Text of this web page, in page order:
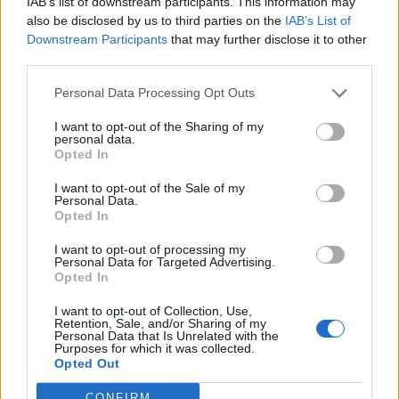
also be disclosed by us to third parties on the IAB’s List of
Downstream Participants that may further disclose it to other
Personal Data Processing Opt Outs
I want to opt-out of the Sharing of my
personal data.
Opted In
I want to opt-out of the Sale of my
Personal Data.
Opted In
I want to opt-out of processing my
Personal Data for Targeted Advertising.
Opted In
I want to opt-out of Collection, Use,
Retention, Sale, and/or Sharing of my
Personal Data that Is Unrelated with the
Purposes for which it was collected.
Opted Out
TAIP PAT SKAITYKITE
Orai Orai